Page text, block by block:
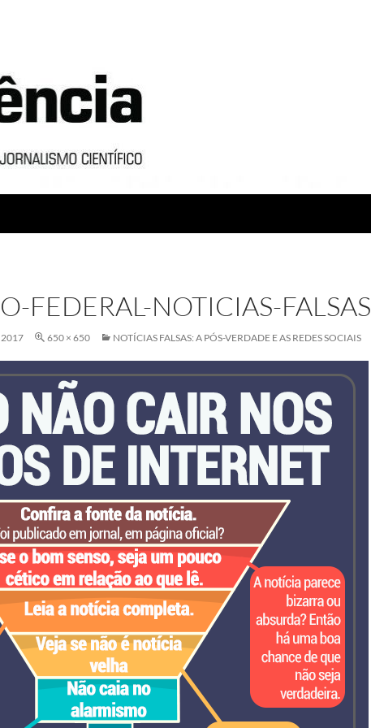
FEDERAL-NOTICIAS-FALSAS
2017 650 × 650 NOTÍCIAS FALSAS: A PÓS-VERDADE E AS REDES SOCIAIS